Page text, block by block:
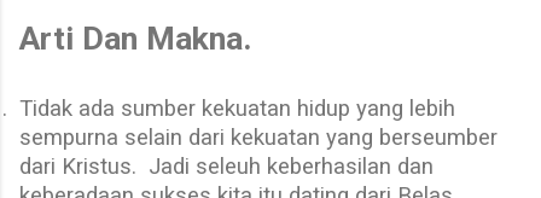
Arti Dan Makna.
Tidak ada sumber kekuatan hidup yang lebih
sempurna selain dari kekuatan yang berseumber
dari Kristus. Jadi seleuh keberhasilan dan